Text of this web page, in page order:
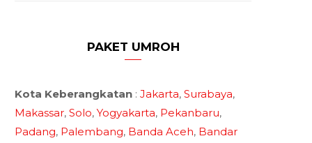
PAKET UMROH
Kota Keberangkatan : Jakarta, Surabaya,
Makassar, Solo, Yogyakarta, Pekanbaru,
Padang, Palembang, Banda Aceh, Bandar